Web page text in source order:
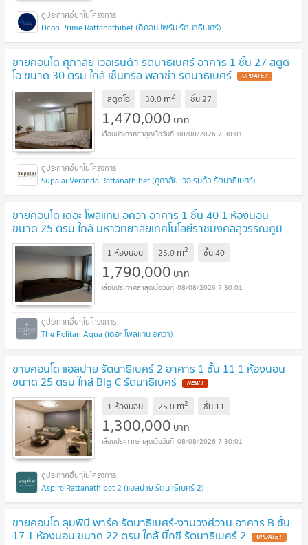
Dcon Prime Rattanathibet (ดีคอน ไพร์ม รัตนาธิเบศร์)
ขายคอนโด ศุภาลัย เวอเรนด้า รัตนาธิเบศร์ อาคาร 1 ชั้น 27 สตูดิ
โอ ขนาด 30 ตรม ใกล้ เซ็นทรัล พลาซ่า รัตนาธิเบศร์
สตูดิโอ 30.0 m2 ชั้น27
1,470,000 บาท
08/08/2026 7:30:01
Supalai Veranda Rattanathibet (ศุภาลัย เวอเรนด้า รัตนาธิเบศร์)
ขายคอนโด เดอะ โพลิแทน อควา อาคาร 1 ชั้น 40 1 ห้องนอน
ขนาด 25 ตรม ใกล้ มหาวิทยาลัยเทคโนโลยีราชมงคลสุวรรณภูมิ
วิทยาเขตนนทบุรี
1 ห้องนอน 25.0 m2 ชั้น40
1,790,000 บาท
08/08/2026 7:30:01
The Politan Aqua (เดอะ โพลิแทน อควา)
ขายคอนโด แอสปาย รัตนาธิเบศร์ 2 อาคาร 1 ชั้น 11 1 ห้องนอน
ขนาด 25 ตรม ใกล้ Big C รัตนาธิเบศร์
1 ห้องนอน 25.0 m2 ชั้น 11
1,300,000 บาท
08/08/2026 7:30:01
Aspire Rattanathibet 2 (แอสปาย รัตนาธิเบศร์ 2)
ขายคอนโด ลุมพินี พาร์ค รัตนาธิเบศร์-งามวงศ์วาน อาคาร B ชั้น
17 1 ห้องนอน ขนาด 22 ตรม ใกล้ บิ๊กซี รัตนาธิเบศร์ 2